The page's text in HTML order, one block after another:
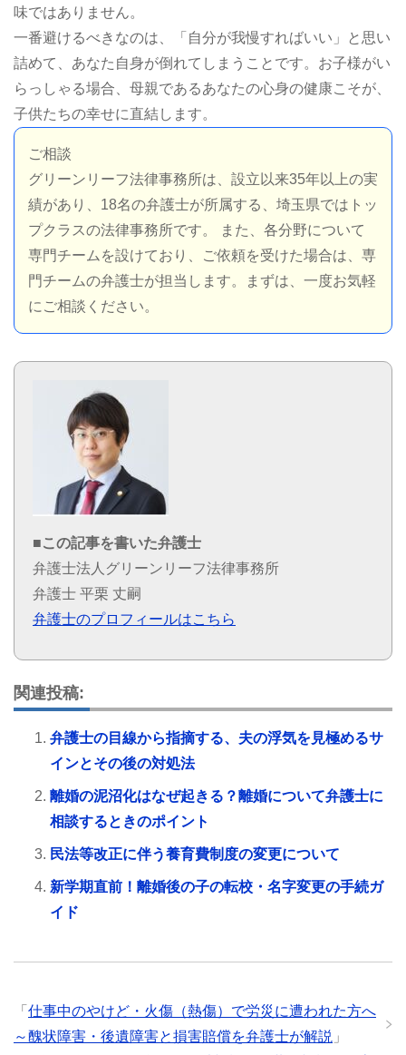
味ではありません。
一番避けるべきなのは、「自分が我慢すればいい」と思い
詰めて、あなた自身が倒れてしまうことです。お子様がい
らっしゃる場合、母親であるあなたの心身の健康こそが、
子供たちの幸せに直結します。
ご相談
グリーンリーフ法律事務所は、設立以来35年以上の実
績があり、18名の弁護士が所属する、埼玉県ではトッ
プクラスの法律事務所です。 また、各分野について
専門チームを設けており、ご依頼を受けた場合は、専
門チームの弁護士が担当します。まずは、一度お気軽
にご相談ください。
■この記事を書いた弁護士
弁護士法人グリーンリーフ法律事務所
弁護士 平栗 丈嗣
弁護士のプロフィールはこちら
関連投稿:
弁護士の目線から指摘する、夫の浮気を見極めるサ
インとその後の対処法
離婚の泥沼化はなぜ起きる？離婚について弁護士に
相談するときのポイント
民法等改正に伴う養育費制度の変更について
新学期直前！離婚後の子の転校・名字変更の手続ガ
イド
「 仕事中のやけど・火傷（熱傷）で労災に遭われた方へ
～醜状障害・後遺障害と損害賠償を弁護士が解説 」